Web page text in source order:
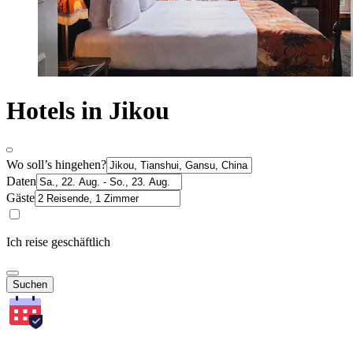
Hotels in Jikou
Wo soll’s hingehen?
Daten
Gäste
Ich reise geschäftlich
Suchen